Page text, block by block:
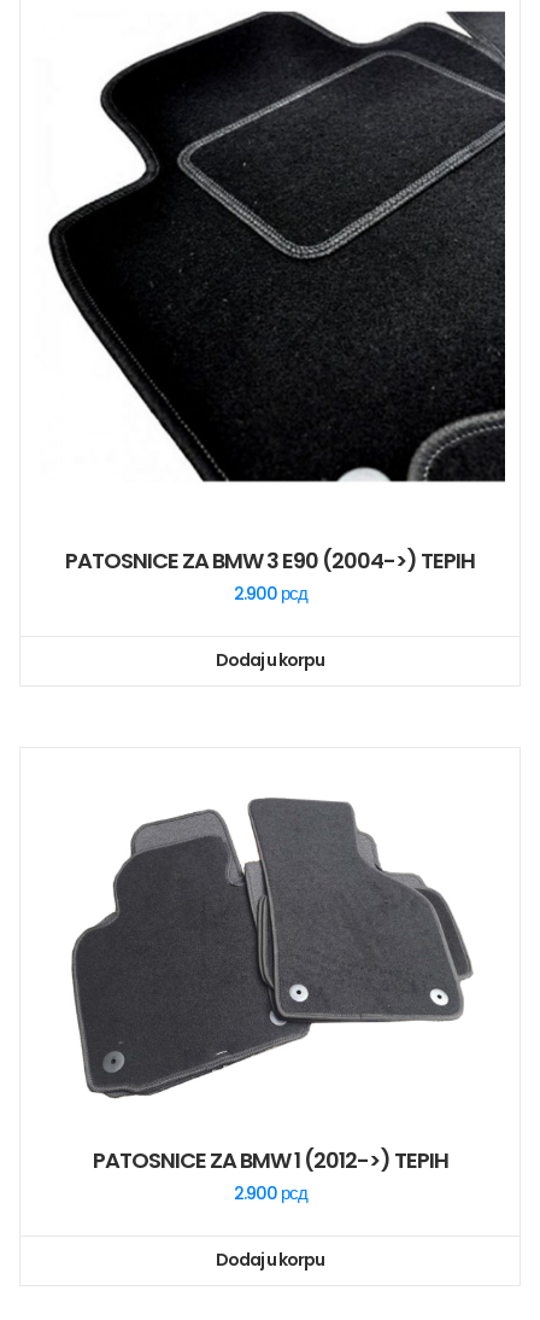
PATOSNICE ZA BMW 3 E90 (2004->) TEPIH
2.900 рсд
Dodaj u korpu
PATOSNICE ZA BMW 1 (2012->) TEPIH
2.900 рсд
Dodaj u korpu